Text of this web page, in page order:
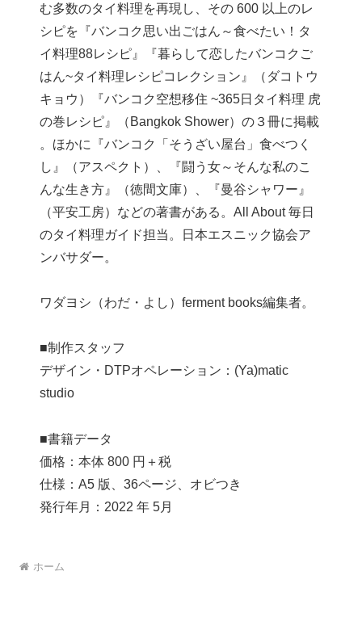
む多数のタイ料理を再現し、その 600 以上のレ
シピを『バンコク思い出ごはん～食べたい！タ
イ料理88レシピ』『暮らして恋したバンコクご
はん~タイ料理レシピコレクション』（ダコトウ
キョウ）『バンコク空想移住 ~365日タイ料理 虎
の巻レシピ』（Bangkok Shower）の３冊に掲載
。ほかに『バンコク「そうざい屋台」食べつく
し』（アスペクト）、『闘う女～そんな私のこ
んな生き方』（徳間文庫）、『曼谷シャワー』
（平安工房）などの著書がある。All About 毎日
のタイ料理ガイド担当。日本エスニック協会ア
ンバサダー。
ワダヨシ（わだ・よし）ferment books編集者。
■制作スタッフ
デザイン・DTPオペレーション：(Ya)matic
studio
■書籍データ
価格：本体 800 円＋税
仕様：A5 版、36ページ、オビつき
発行年月：2022 年 5月
ホーム